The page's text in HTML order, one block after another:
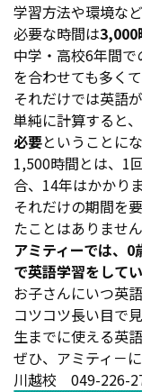
学習方法や環境な
必要な時間は3,000
中学・高校6年間
を合わせても多く
それだけでは英語
単純に計算すると、
必要ということにな
1,500時間とは、1
合、14年はかかりま
それだけの期間を
たことはありません
アミティーでは、
で英語学習をして
お子さんにいつ英
コツコツ長い目で
生までに使える英
ぜひ、アミティ－
川越校 049-226-